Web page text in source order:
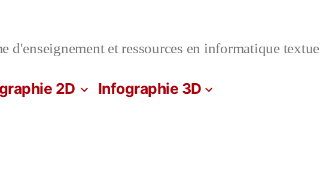
d'enseignement et ressources en informatique
2D Infographie 3D